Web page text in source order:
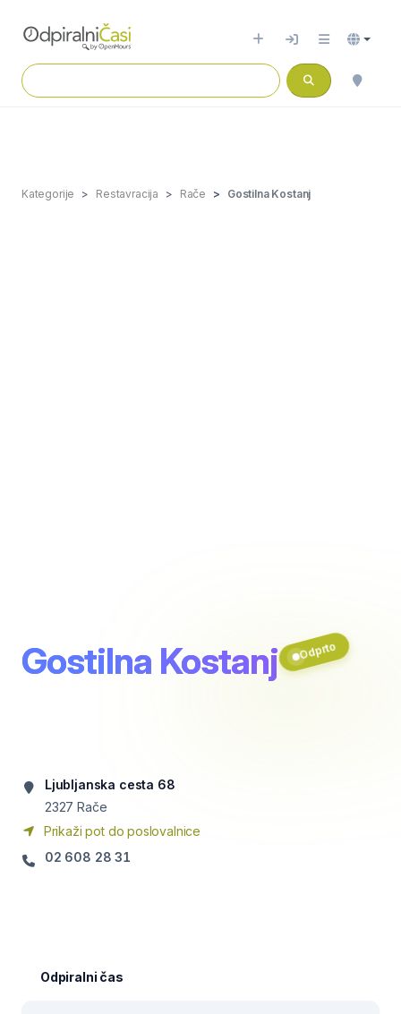
Kategorije Restavracija Rače Gostilna Kostanj
Gostilna Kostanj Odprto
Ljubljanska cesta 68
2327 Rače
Prikaži pot do poslovalnice
02 608 28 31
Odpiralni čas